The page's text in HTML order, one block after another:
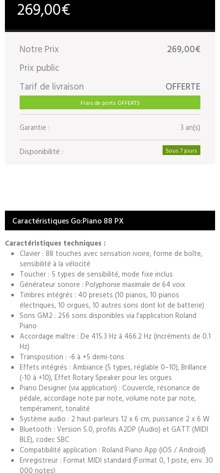
269,00€
Notre Prix
269,00€
Prix public
Tarif de livraison
OFFERTE
Frais de ports OFFERTS
Garantie : 3 an(s)
Disponibilité : Sous 7 jours
Caractéristiques Go:Piano 88 PX
Caractéristiques techniques :
Clavier : 88 touches avec sensation ivoire, forme de boîte,
sensibilité à la vélocité
Toucher : 5 types de sensibilité, mode fixe inclus
Générateur sonore : Polyphonie maximale de 64 voix
Timbres intégrés : 40 presets (10 pianos, 10 pianos
électriques, 10 orgues, 10 autres sons dont kit de batterie)
Sons GM2 : 256 sons disponibles via l'application Roland
Piano
Accordage maître : De 415.3 Hz à 466.2 Hz (incréments de 0.1
Hz)
Transposition : -6 à +5 demi-tons
Effets intégrés : Ambiance (5 types, réglable 0–10), Brillance
(-10 à +10), Effet Rotary Speaker pour les orgues
Piano Designer (via application) : Couvercle, résonance de
pédale, accordage note par note, volume note par note,
tempérament, tonalité
Système audio : 2 haut-parleurs 12 x 6 cm, puissance 2 x 6 W
Bluetooth : Version 5.0, profils A2DP (Audio) et GATT (MIDI
BLE), codec SBC
Compatibilité application : Roland Piano App (iOS / Android)
Enregistreur : Format MIDI standard (Format 0, 1 piste, env. 30
000 notes)